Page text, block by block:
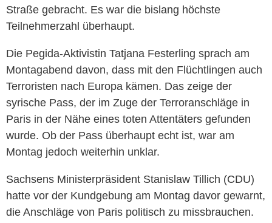
Straße gebracht. Es war die bislang höchste
Teilnehmerzahl überhaupt.
Die Pegida-Aktivistin Tatjana Festerling sprach am
Montagabend davon, dass mit den Flüchtlingen auch
Terroristen nach Europa kämen. Das zeige der
syrische Pass, der im Zuge der Terroranschläge in
Paris in der Nähe eines toten Attentäters gefunden
wurde. Ob der Pass überhaupt echt ist, war am
Montag jedoch weiterhin unklar.
Sachsens Ministerpräsident Stanislaw Tillich (CDU)
hatte vor der Kundgebung am Montag davor gewarnt,
die Anschläge von Paris politisch zu missbrauchen.